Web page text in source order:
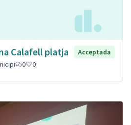
Calafell platja
Acceptada
0 0